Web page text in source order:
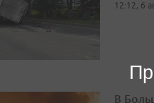
12:12, 6
В